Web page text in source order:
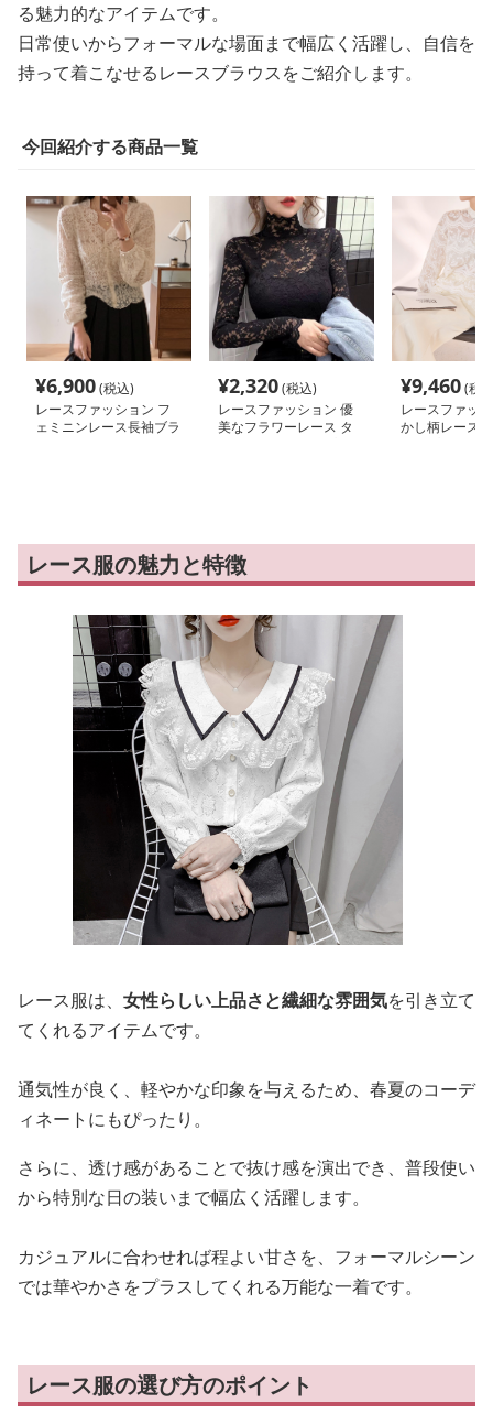
る魅力的なアイテムです。
日常使いからフォーマルな場面まで幅広く活躍し、自信を
持って着こなせるレースブラウスをご紹介します。
今回紹介する商品一覧
¥6,900(税込)
レースファッション フ
ェミニンレース長袖ブラ
¥2,320(税込)
レースファッション 優
美なフラワーレース タ
¥9,460(税
レースファッ
かし柄レース
レース服の魅力と特徴
レース服は、 女性らしい上品さと繊細な雰囲気を引き立て
てくれるアイテムです。
通気性が良く、軽やかな印象を与えるため、春夏のコーデ
ィネートにもぴったり。
さらに、透け感があることで抜け感を演出でき、普段使い
から特別な日の装いまで幅広く活躍します。
カジュアルに合わせれば程よい甘さを、フォーマルシーン
では華やかさをプラスしてくれる万能な一着です。
レース服の選び方のポイント